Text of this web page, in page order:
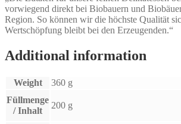
vorwiegend direkt bei Biobauern und
Region. So können wir die höchste Qualität
Wertschöpfung bleibt bei den Erzeugenden.“
Additional information
Weight
360 g
Füllmenge
/ Inhalt
200 g